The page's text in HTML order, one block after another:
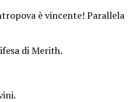
è vincente! Parallela
di Merith.